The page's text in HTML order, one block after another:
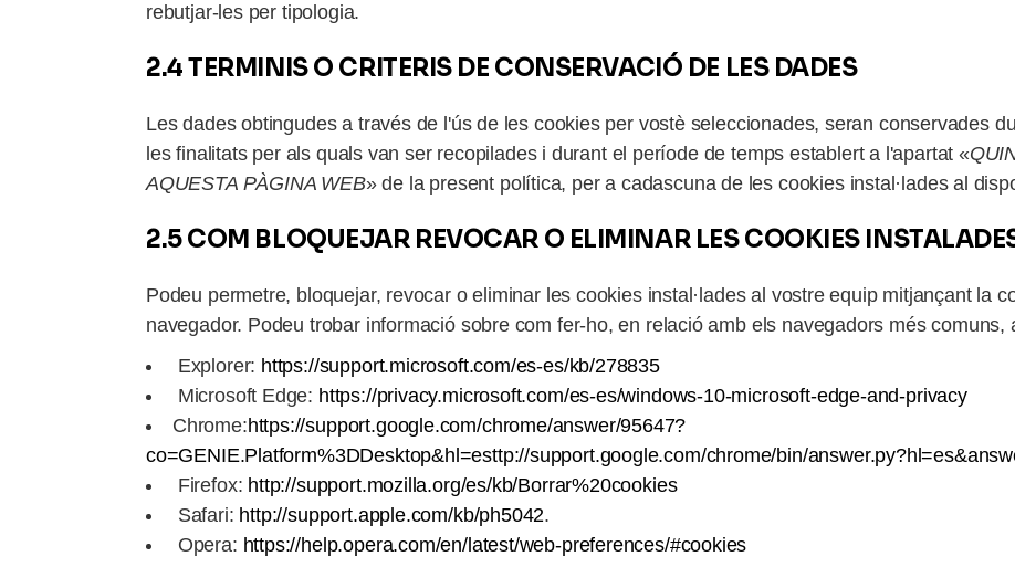
rebutjar-les per tipologia.
2.4 TERMINIS O CRITERIS DE CONSERVACIÓ DE LES DADES
Les dades obtingudes a través de l'ús de les cookies per vostè seleccionades, seran conservades
les finalitats per als quals van ser recopilades i durant el període de temps establert a l'apartat «
AQUESTA PÀGINA WEB» de la present política, per a cadascuna de les cookies instal·lades al
2.5 COM BLOQUEJAR REVOCAR O ELIMINAR LES COOKIES
Podeu permetre, bloquejar, revocar o eliminar les cookies instal·lades al vostre equip mitjançant la
navegador. Podeu trobar informació sobre com fer-ho, en relació amb els navegadors més
Explorer: https://support.microsoft.com/es-es/kb/278835
Microsoft Edge: https://privacy.microsoft.com/es-es/windows-10-microsoft-edge-and-privacy
Chrome:https://support.google.com/chrome/answer/95647?
co=GENIE.Platform%3DDesktop&hl=esttp://support.google.com/chrome/bin/
Firefox: http://support.mozilla.org/es/kb/Borrar%20cookies
Safari: http://support.apple.com/kb/ph5042.
Opera: https://help.opera.com/en/latest/web-preferences/#cookies